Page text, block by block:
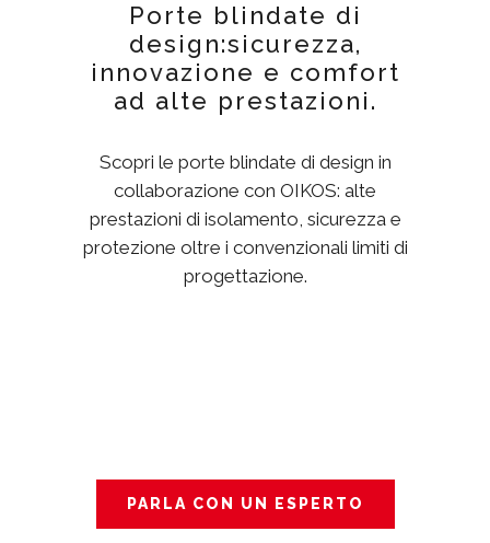
Porte blindate di
design:sicurezza,
innovazione e comfort
ad alte prestazioni.
Scopri le porte blindate di design in
collaborazione con OIKOS: alte
prestazioni di isolamento, sicurezza e
protezione oltre i convenzionali limiti di
progettazione.
PARLA CON UN ESPERTO